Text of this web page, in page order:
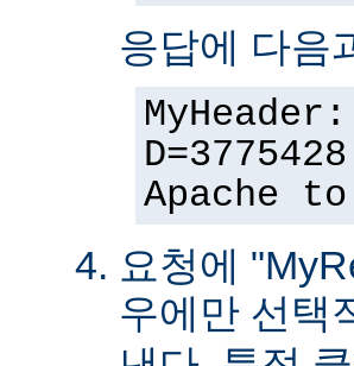
응답에 다음
Apache
요청에
우에만 선택